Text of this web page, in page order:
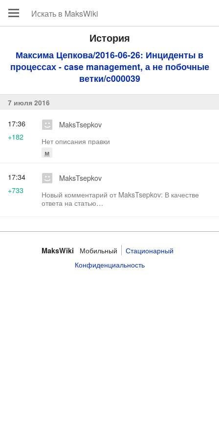
История
Максима Цепкова/2016-06-26: Инциденты в
процессах - case management, а не побочные
ветки/c000039
7 июля 2016
MaksTsepkov
Нет описания правки
м
17:36
+182
MaksTsepkov
Новый комментарий от MaksTsepkov: В качестве
ответа на статью
17:34
+733
MaksWiki Мобильный
Стационарный
Конфиденциальность